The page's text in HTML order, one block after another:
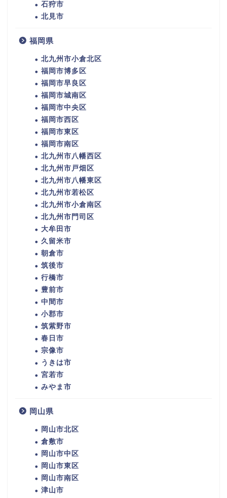
石狩市
北見市
福岡県
北九州市小倉北区
福岡市博多区
福岡市早良区
福岡市城南区
福岡市中央区
福岡市西区
福岡市東区
福岡市南区
北九州市八幡西区
北九州市戸畑区
北九州市八幡東区
北九州市若松区
北九州市小倉南区
北九州市門司区
大牟田市
久留米市
朝倉市
筑後市
行橋市
豊前市
中間市
小郡市
筑紫野市
春日市
宗像市
うきは市
宮若市
みやま市
岡山県
岡山市北区
倉敷市
岡山市中区
岡山市東区
岡山市南区
津山市